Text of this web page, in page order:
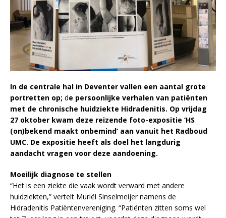
In de centrale hal in Deventer vallen een aantal grote
portretten op; de persoonlijke verhalen van patiënten
met de chronische huidziekte Hidradenitis. Op vrijdag
27 oktober kwam deze reizende foto-expositie ‘HS
(on)bekend maakt onbemind’ aan vanuit het Radboud
UMC. De expositie heeft als doel het langdurig
aandacht vragen voor deze aandoening.
Moeilijk diagnose te stellen
“Het is een ziekte die vaak wordt verward met andere
huidziekten,” vertelt Muriël Sinselmeijer namens de
Hidradenitis Patiëntenvereniging. “Patiënten zitten soms wel